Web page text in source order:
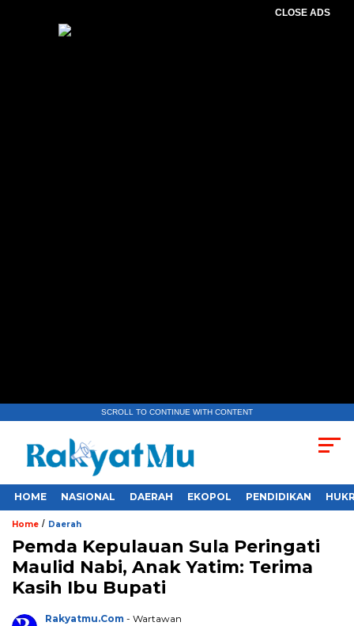
CLOSE ADS
SCROLL TO CONTINUE WITH CONTENT
HOME NASIONAL DAERAH EKOPOL PENDIDIKAN
Home / Daerah
Pemda Kepulauan Sula Peringati
Maulid Nabi, Anak Yatim: Terima
Kasih Ibu Bupati
Rakyatmu.com - Wartawan